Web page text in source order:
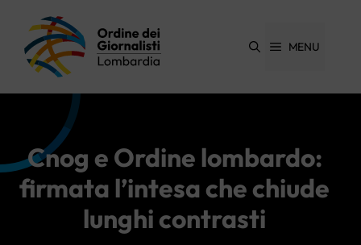
contenuto
MENU
Cnog e Ordine lombardo:
firmata l’intesa che chiude
lunghi contrasti